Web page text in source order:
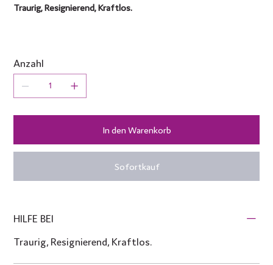
Traurig, Resignierend, Kraftlos.
Anzahl
In den Warenkorb
Sofortkauf
HILFE BEI
Traurig, Resignierend, Kraftlos.